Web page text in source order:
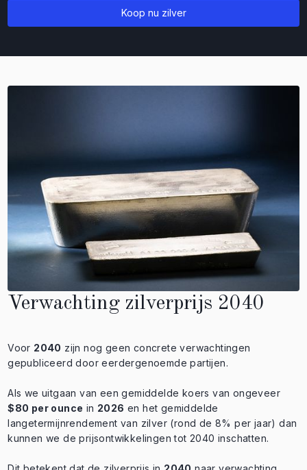
Koop nu zilver
Verwachting zilverprijs 2040
Voor 2040 zijn nog geen concrete verwachtingen
gepubliceerd door eerdergenoemde partijen.
Als we uitgaan van een gemiddelde koers van ongeveer
$80 per ounce in 2026 en het gemiddelde
langetermijnrendement van zilver (rond de 8% per jaar) dan
kunnen we de prijsontwikkelingen tot 2040 inschatten.